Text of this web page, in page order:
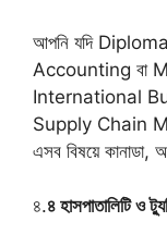
আপনি যদি
Accounting বা
International
Supply Chain
এসব বিষয়ে কানাডা,
৪.৪ হাসপাতালিটি ও